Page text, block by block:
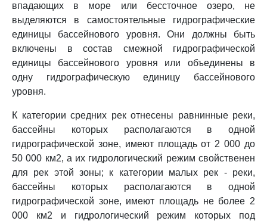
впадающих в море или бессточное озеро, не
выделяются в самостоятельные гидрографические
единицы бассейнового уровня. Они должны быть
включены в состав смежной гидрографической
единицы бассейнового уровня или объединены в
одну гидрографическую единицу бассейнового
уровня.
К категории средних рек отнесены равнинные реки,
бассейны которых располагаются в одной
гидрографической зоне, имеют площадь от 2 000 до
50 000 км2, а их гидрологический режим свойственен
для рек этой зоны; к категории малых рек - реки,
бассейны которых располагаются в одной
гидрографической зоне, имеют площадь не более 2
000 км2 и гидрологический режим которых под